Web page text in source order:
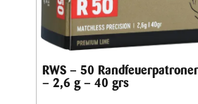
RWS – 50
– 2,6 g – 40 grs